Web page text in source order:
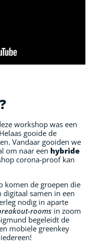
workshop was een
gooide de
Vandaar gooiden we
om naar een hybride
corona-proof kan
komen de groepen die
samen in een
nodig in aparte
-rooms in zoom
begeleidt de
mobiele greenkey